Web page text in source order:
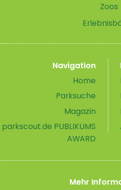
Zoos
Navigation
Home
Parksuche
Magazin
parkscout.de PUBLIKUMS
AWARD
Mehr